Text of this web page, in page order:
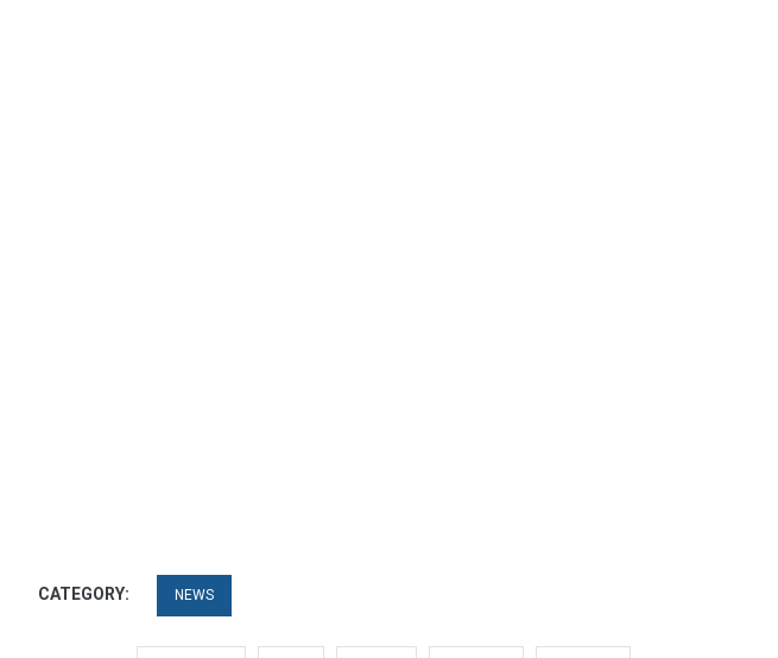
CATEGORY: NEWS